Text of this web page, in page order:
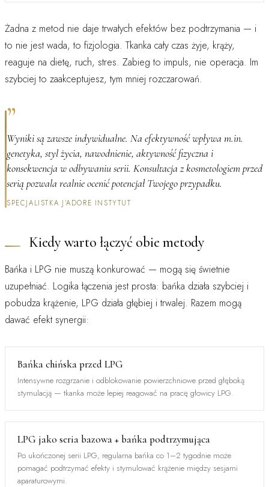
Żadna z metod nie daje trwałych efektów bez podtrzymania — i
to nie jest wada, to fizjologia. Tkanka cały czas żyje, krąży,
reaguje na dietę, ruch, stres. Zabieg to impuls, nie operacja. Im
szybciej to zaakceptujesz, tym mniej rozczarowań.
”
Wyniki są zawsze indywidualne. Na efektywność wpływa m.in.
genetyka, styl życia, nawodnienie, aktywność fizyczna i
konsekwencja w odbywaniu serii. Konsultacja z kosmetologiem przed
serią pozwala realnie ocenić potencjał Twojego przypadku.
SPECJALISTKA J’ADORE INSTYTUT
Kiedy warto łączyć obie metody
Bańka i LPG nie muszą konkurować — mogą się świetnie
uzupełniać. Logika łączenia jest prosta: bańka działa szybciej i
pobudza krążenie, LPG działa głębiej i trwalej. Razem mogą
dawać efekt synergii:
Bańka chińska przed LPG
Intensywne rozgrzanie i odblokowanie powierzchniowe przed głęboką
stymulacją — tkanka może lepiej reagować na pracę głowicy LPG.
LPG jako seria bazowa + bańka podtrzymująca
Po ukończonej serii LPG, regularna bańka co 1–2 tygodnie może
pomagać podtrzymać efekty i stymulować krążenie między sesjami
aparaturowymi.